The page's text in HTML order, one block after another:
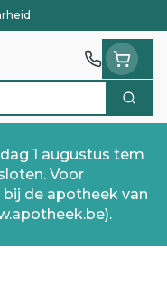
Zoek
1 augustus tem
Voor
de apotheek van